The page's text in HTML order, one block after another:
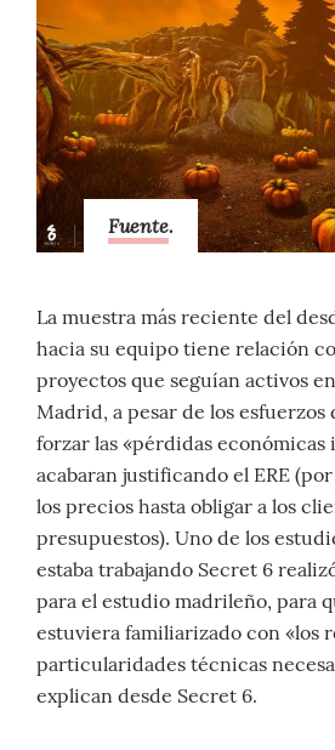
Fuente.
La muestra más reciente del
hacia su equipo tiene relación
proyectos que seguían activos
Madrid, a pesar de los esfuerzos
forzar las «pérdidas económicas
acabaran justificando el ERE
los precios hasta obligar a los
presupuestos). Uno de los
estaba trabajando Secret 6
para el estudio madrileño, para
estuviera familiarizado con «los
particularidades técnicas
explican desde Secret 6.